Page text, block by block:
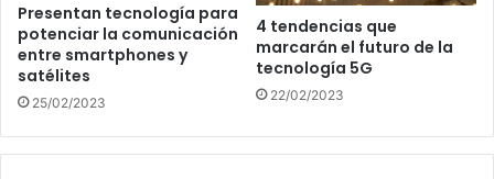
Presentan tecnología para
potenciar la comunicación
entre smartphones y
satélites
25/02/2023
4 tendencias que
marcarán el futuro de la
tecnología 5G
22/02/2023